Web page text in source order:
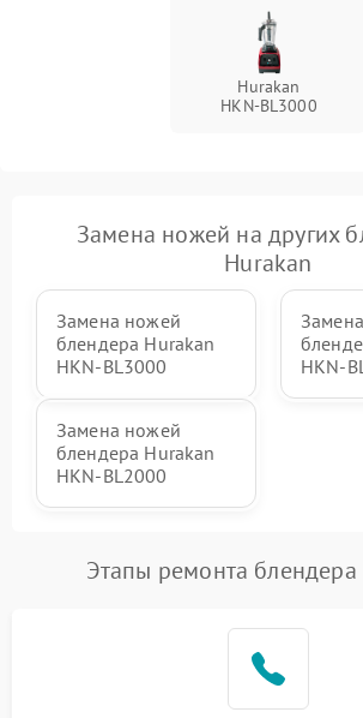
Hurakan
HKN‑BL3000
Замена ножей на других
Hurakan
Замена ножей
блендера Hurakan
HKN‑BL3000
Замена ножей
блендера Hurakan
HKN‑BL2000
Этапы ремонта